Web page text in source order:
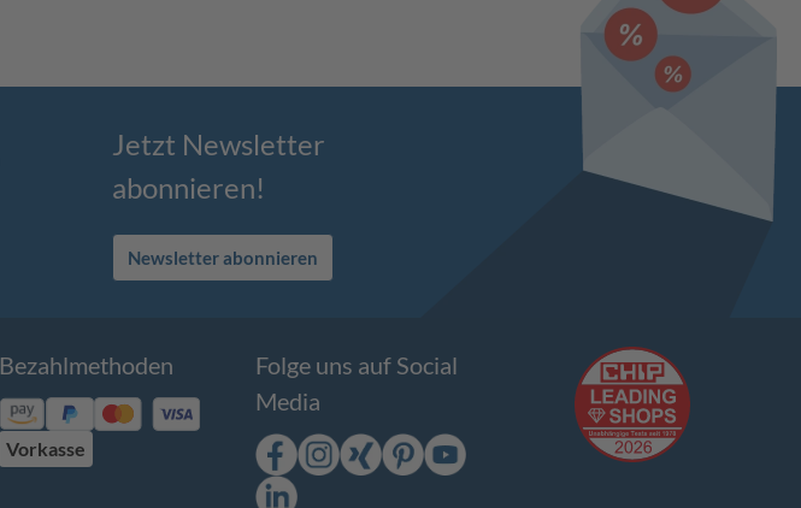
Jetzt Newsletter
abonnieren!
Newsletter abonnieren
Bezahlmethoden
Vorkasse
Folge uns auf Social
Media